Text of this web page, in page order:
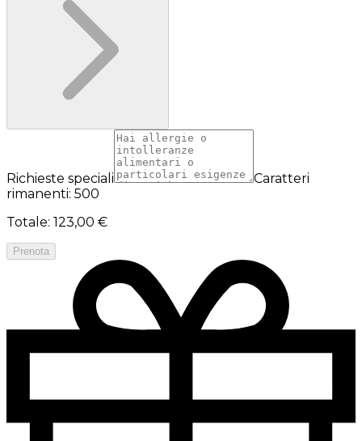
Richieste speciali
Caratteri
rimanenti: 500
Totale: 123,00 €
Prenota